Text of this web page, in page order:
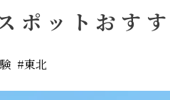
ポットおす
東北